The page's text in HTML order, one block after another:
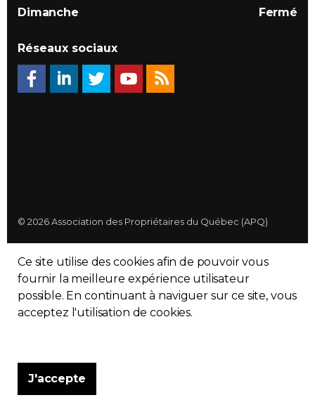
Dimanche Fermé
Réseaux sociaux
© 2026 Association des Propriétaires du Québec (APQ)
Plan du site
Made with
Ce site utilise des cookies afin de pouvoir vous
fournir la meilleure expérience utilisateur
possible. En continuant à naviguer sur ce site, vous
acceptez l'utilisation de cookies.
J'accepte